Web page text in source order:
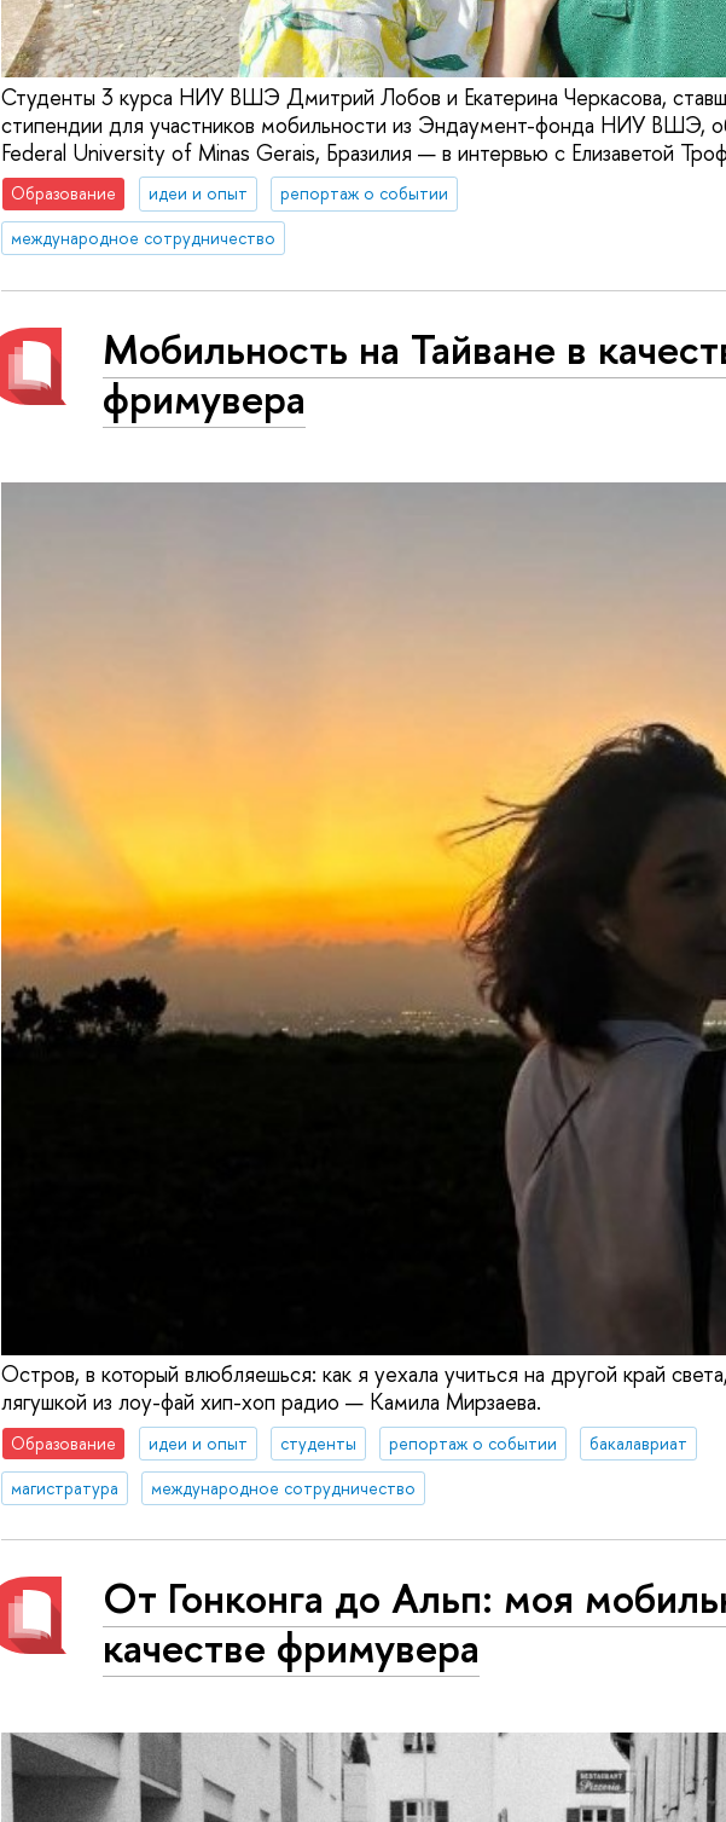
Студенты 3 курса НИУ ВШЭ Дмитрий Лобов и Екатерина Черкасова,
стипендии для участников мобильности из Эндаумент-фонда НИУ ВШЭ,
Federal University of Minas Gerais, Бразилия — в интервью с Елизаветой
Образование идеи и опыт
репортаж о событии
международное сотрудничество
Мобильность на Тайване в
фримувера
Остров, в который влюбляешься: как я уехала учиться на другой край
лягушкой из лоу-фай хип-хоп радио — Камила Мирзаева.
Образование идеи и опыт студенты репортаж о событии
бакалавриат
магистратура
международное сотрудничество
От Гонконга до Альп: моя
качестве фримувера